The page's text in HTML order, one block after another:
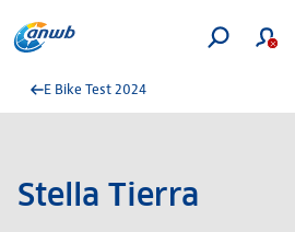
E Bike Test 2024
Stella Tierra